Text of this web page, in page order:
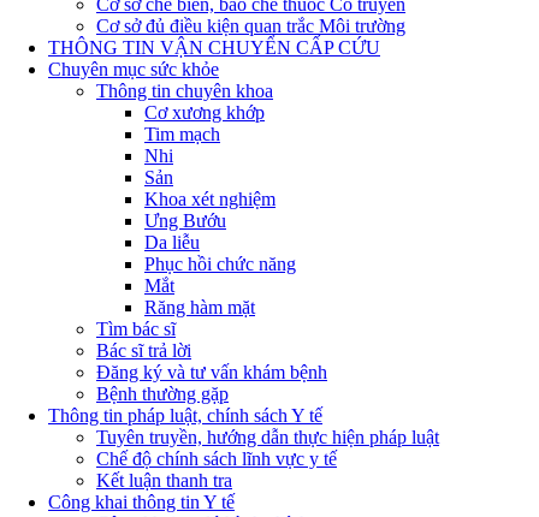
Cơ sở đủ điều kiện quan trắc Môi trường
THÔNG TIN VẬN CHUYỂN CẤP CỨU
Chuyên mục sức khỏe
Thông tin chuyên khoa
Cơ xương khớp
Tim mạch
Nhi
Sản
Khoa xét nghiệm
Ưng Bướu
Da liễu
Phục hồi chức năng
Mắt
Răng hàm mặt
Tìm bác sĩ
Bác sĩ trả lời
Đăng ký và tư vấn khám bệnh
Bệnh thường gặp
Thông tin pháp luật, chính sách Y tế
Tuyên truyền, hướng dẫn thực hiện pháp luật
Chế độ chính sách lĩnh vực y tế
Kết luận thanh tra
Công khai thông tin Y tế